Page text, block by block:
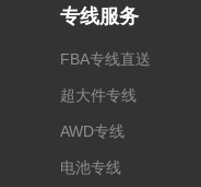
专线服务
FBA专线直送
超大件专线
AWD专线
电池专线